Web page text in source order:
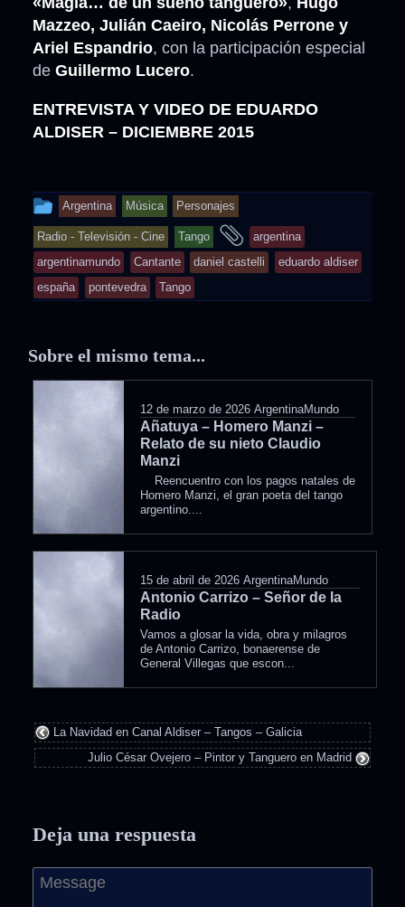
Mazzeo, Julián Caeiro, Nicolás Perrone y
Ariel Espandrio, con la participación especial
de Guillermo Lucero.
ENTREVISTA Y VIDEO DE EDUARDO
ALDISER – DICIEMBRE 2015
This
entry
was
posted
in
Argentina Música Personajes
Radio - Televisión - Cine Tango
and
tagged
argentina
argentinamundo
Cantante daniel castelli
eduardo aldiser
españa
pontevedra Tango
Sobre el mismo tema...
12 de marzo de 2026 ArgentinaMundo
Añatuya – Homero Manzi –
Relato de su nieto Claudio
Manzi
Reencuentro con los pagos natales de
Homero Manzi, el gran poeta del tango
argentino....
15 de abril de 2026 ArgentinaMundo
Antonio Carrizo – Señor de la
Radio
Vamos a glosar la vida, obra y milagros
de Antonio Carrizo, bonaerense de
General Villegas que escon...
La Navidad en Canal Aldiser – Tangos – Galicia
Julio César Ovejero – Pintor y Tanguero en Madrid
Deja una respuesta